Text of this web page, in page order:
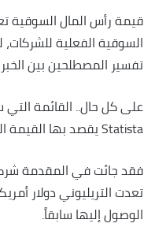
قيمة رأس المال السوقية
السوقية الفعلية
تفسير المصطلحين بين
على كل حال.. القائمة
Statista يقصد بها القيمة السوقية للشركات.
فقد جائت في المقدمة
تعدت التريليوني دولار
الوصول إليها سابقاً.